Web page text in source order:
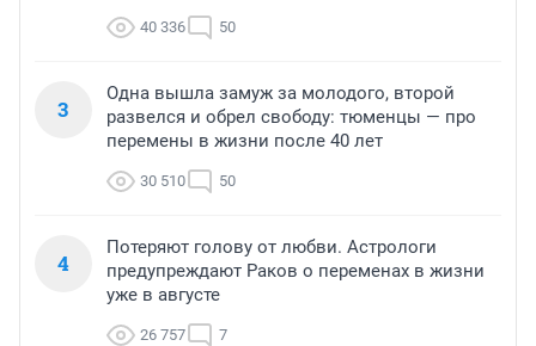
40 336 50
3
Одна вышла замуж за молодого, второй
развелся и обрел свободу: тюменцы — про
перемены в жизни после 40 лет
30 510 50
4
Потеряют голову от любви. Астрологи
предупреждают Раков о переменах в жизни
уже в августе
26 757 7